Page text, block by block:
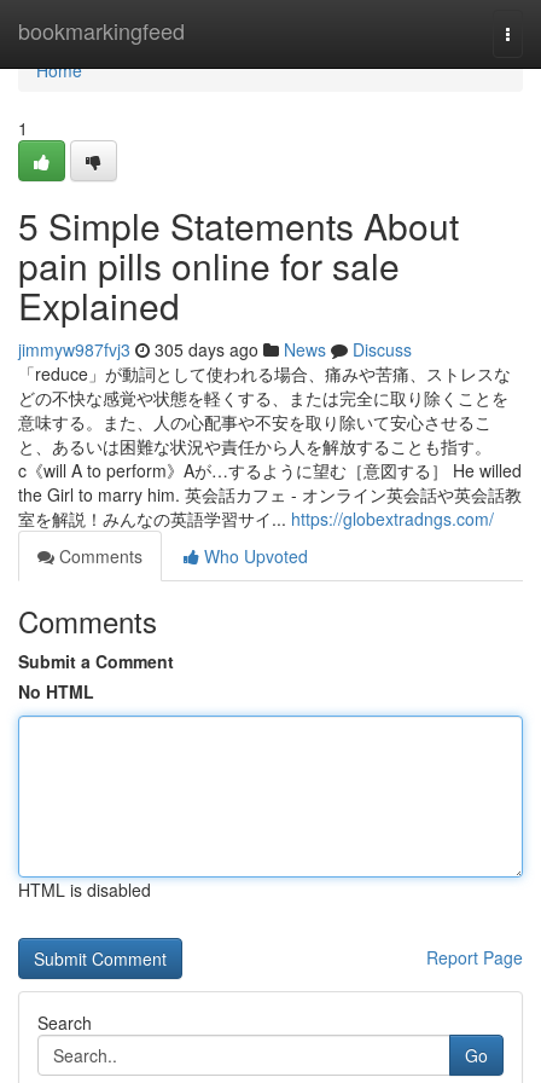
bookmarkingfeed
Home
Home
1
5 Simple Statements About
pain pills online for sale
Explained
jimmyw987fvj3 305 days ago News
Discuss
「reduce」が動詞として使われる場合、痛みや苦痛、ストレスな
どの不快な感覚や状態を軽くする、または完全に取り除くことを
意味する。また、人の心配事や不安を取り除いて安心させるこ
と、あるいは困難な状況や責任から人を解放することも指す。
c《will A to perform》Aが…するように望む［意図する］ He willed
the Girl to marry him. 英会話カフェ - オンライン英会話や英会話教
室を解説！みんなの英語学習サイ... https://globextradngs.com/
Comments
Who Upvoted
Comments
Submit a Comment
No HTML
HTML is disabled
Report Page
Search
Go